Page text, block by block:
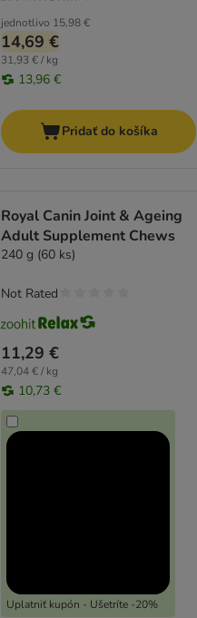
jednotlivo 15,98 €
14,69 €
31,93 € / kg
13,96 €
Pridať do košíka
Royal Canin Joint & Ageing
Adult Supplement Chews
240 g (60 ks)
11,29 €
47,04 € / kg
10,73 €
Uplatniť kupón - Ušetríte -20%
Not Rated